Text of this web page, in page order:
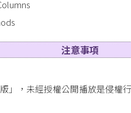
注意事項
」，未經授權公開播放是侵權